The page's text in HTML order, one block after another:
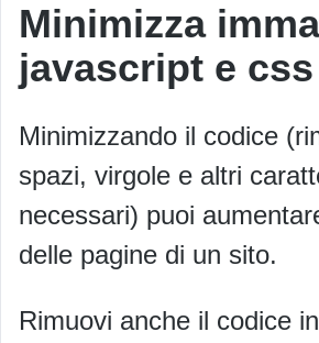
Minimizza
javascript e css
Minimizzando il codice
spazi, virgole e altri
necessari) puoi
delle pagine di un sito.
Rimuovi anche il codice